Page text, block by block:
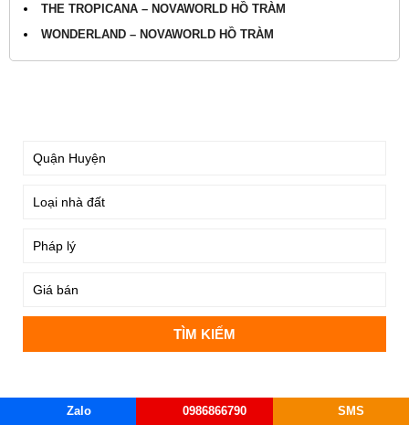
THE TROPICANA – NOVAWORLD HỒ TRÀM
WONDERLAND – NOVAWORLD HỒ TRÀM
Zalo 0986866790 SMS